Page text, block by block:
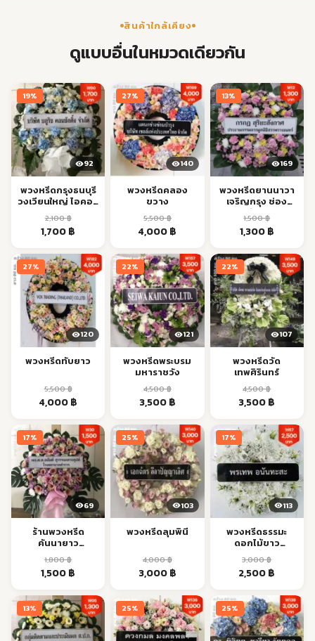
สินค้าใกล้เคียง
ดูแบบอื่นในหมวดเดียวกัน
19%
92
พวงหรีดกรุงธนบุรี
วงเวียนใหญ่ ไอคอน
สยาม ส่งด่วน
2,100฿
Original
was:
2,100 ฿.
1,700฿
is:
1,700 ฿.
27%
140
พวงหรีดคลอง
ขวาง
5,500฿
Original
was:
5,500 ฿.
4,000฿
is:
4,000 ฿.
13%
169
พวงหรีดยานนาวา
เจริญกรุง ช่อง
นนทรี ส่งด่วน
1,500฿
Original
was:
1,500 ฿.
1,300฿Current
is:
1,300 ฿.
27%
120
พวงหรีดทับยาว
5,500฿
Original
was:
5,500 ฿.
4,000฿
is:
4,000 ฿.
22%
121
พวงหรีดพระบรม
มหาราชวัง
4,500฿
Original
was:
4,500 ฿.
3,500฿Current
is:
3,500 ฿.
22%
107
พวงหรีดวัด
เทพศิรินทร์
4,500฿
Original
was:
4,500 ฿.
3,500฿
is:
3,500 ฿.
17%
69
ร้านพวงหรีด
คันนายาว
รามอินทรา ส่งด่วน
24 ชม.
1,800฿
Original
was:
1,800 ฿.
1,500฿
is:
1,500 ฿.
25%
103
พวงหรีดลุมพินี
4,000฿
Original
was:
4,000 ฿.
3,000฿Current
is:
3,000 ฿.
17%
113
พวงหรีดธรรมะ
ดอกไม้ขาว
สวยงาม จัดส่งทุก
วัด
3,000฿
Original
was:
3,000 ฿.
2,500฿
is:
2,500 ฿.
13% 25% 25%